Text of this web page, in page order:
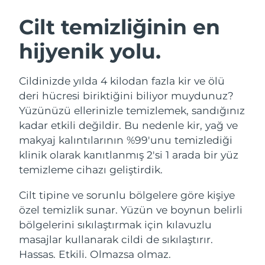
Cilt temizliğinin en
hijyenik yolu.
Cildinizde yılda 4 kilodan fazla kir ve ölü
deri hücresi biriktiğini biliyor muydunuz?
Yüzünüzü ellerinizle temizlemek, sandığınız
kadar etkili değildir. Bu nedenle kir, yağ ve
makyaj kalıntılarının %99'unu temizlediği
klinik olarak kanıtlanmış 2'si 1 arada bir yüz
temizleme cihazı geliştirdik.
Cilt tipine ve sorunlu bölgelere göre kişiye
özel temizlik sunar. Yüzün ve boynun belirli
bölgelerini sıkılaştırmak için kılavuzlu
masajlar kullanarak cildi de sıkılaştırır.
Hassas. Etkili. Olmazsa olmaz.
LUNA™ 4 seti
Anti-aging massage
LUNA™ 4 Plus
Massage, LED heating
LUNA™ 4 Men
For men, anti-aging massage
BEAR™ 2 seti
Microcurrent toning
BEAR™ 2 go
Microcurrent toning on-the-go
BEAR™ 2 eyes & lips
Microcurrent line smoothing device
Nemlendirme
UFO™ 3 seti
Deep facial hydration
UFO™ 3 LED
Near-infrared and red light therapy
device
Ağız bakımı
issa™ 4
Hybrid silicone sonic toothbrush
issa™ 4 plus
Smart hybrid silicone sonic toothbrush
FAQ™ YAŞLANMA KARŞITI BAKIM
Yaşlanma karşıtı LED bakım
NEW
Avusturya Tahmini teslim tarihi
Bahreyn Tahmini teslim tarihi
Belçika Tahmini teslim tarihi9/8/26
Bermuda Tahmini teslim tarihi15/8/26
Bosna-Hersek Tahmini teslim tarihi12/8/26
Brunei Tahmini teslim tarihi
Bulgaristan Tahmini teslim tarihi9/8/26
Kanada Tahmini teslim tarihi
Şili Tahmini teslim tarihi